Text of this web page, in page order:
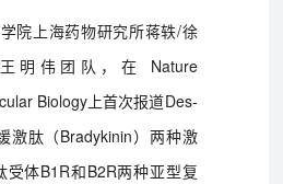
院上海药物研究所蒋轶/徐
明伟团队，在 Nature
Biology上首次报道Des-
激肽（Bradykinin）两种激
受体B1R和B2R两种亚型复